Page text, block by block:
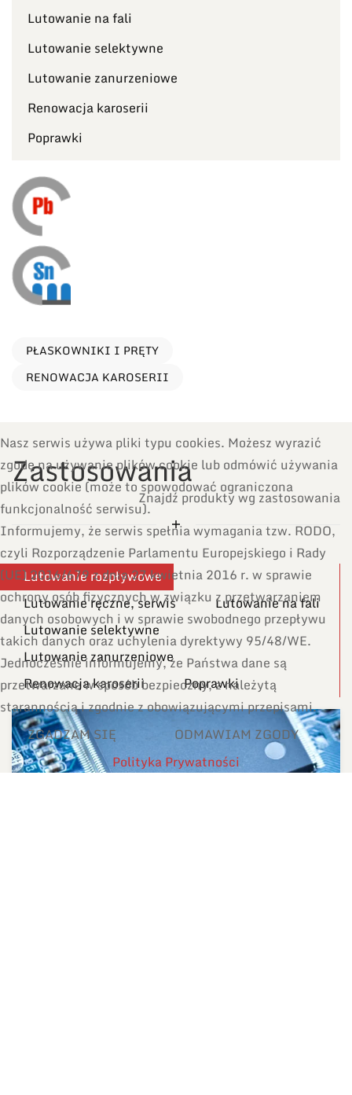
Lutowanie na fali
Lutowanie selektywne
Lutowanie zanurzeniowe
Renowacja karoserii
Poprawki
PŁASKOWNIKI I PRĘTY
RENOWACJA KAROSERII
Zastosowania
Znajdź produkty wg zastosowania
Lutowanie rozpływowe
Lutowanie ręczne, serwis
Lutowanie na fali
Lutowanie selektywne
Lutowanie zanurzeniowe
Renowacja karoserii
Poprawki
Nasz serwis używa pliki typu cookies. Możesz wyrazić
zgodę na używanie plików cookie lub odmówić używania
plików cookie (może to spowodować ograniczona
funkcjonalność serwisu).
Informujemy, że serwis spełnia wymagania tzw. RODO,
czyli Rozporządzenie Parlamentu Europejskiego i Rady
(UE) 2016/679 z dnia 27 kwietnia 2016 r. w sprawie
ochrony osób fizycznych w związku z przetwarzaniem
danych osobowych i w sprawie swobodnego przepływu
takich danych oraz uchylenia dyrektywy 95/48/WE.
Jednocześnie informujemy, że Państwa dane są
przetwarzane w sposób bezpieczny, z należytą
starannością i zgodnie z obowiązującymi przepisami.
ZGADZAM SIĘ
ODMAWIAM ZGODY
Polityka Prywatności